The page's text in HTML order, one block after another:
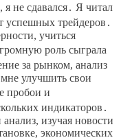
не сдавался․ Я читал
успешных трейдеров․
учиться
роль сыграла
за рынком, анализ
улучшить свои
пробои и
индикаторов․
изучая новости
экономических